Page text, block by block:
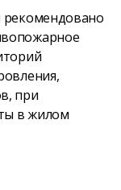
рекомендовано
при
в жилом